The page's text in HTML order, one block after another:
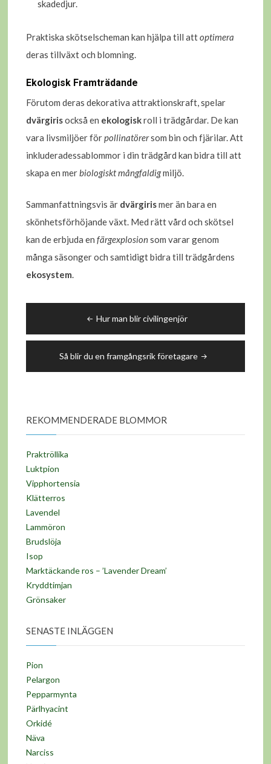
skadedjur.
Praktiska skötselscheman kan hjälpa till attoptimera
deras tillväxt och blomning.
Ekologisk Framträdande
Förutom deras dekorativa attraktionskraft, spelar
dvärgirisockså en ekologiskroll i trädgårdar. De kan
vara livsmiljöer förpollinatörersom bin och fjärilar. Att
inkluderadessablommor i din trädgård kan bidra till att
skapa en merbiologiskt mångfaldigmiljö.
Sammanfattningsvis är dvärgirismer än bara en
skönhetsförhöjande växt. Med rätt vård och skötsel
kan de erbjuda enfärgexplosionsom varar genom
många säsonger och samtidigt bidra till trädgårdens
ekosystem.
Hur man blir civilingenjör
Så blir du en framgångsrik företagare
REKOMMENDERADE BLOMMOR
Praktröllika
Luktpion
Vipphortensia
Klätterros
Lavendel
Lammöron
Brudslöja
Isop
Marktäckande ros – ’Lavender Dream’
Kryddtimjan
Grönsaker
SENASTE INLÄGGEN
Pion
Pelargon
Pepparmynta
Pärlhyacint
Orkidé
Näva
Narciss